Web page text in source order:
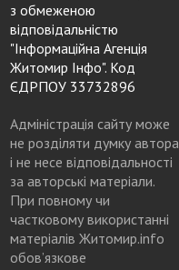
з обмеженою
відповідальністю
"Інформаційна Агенція
Житомир Інфо". Код
ЄДРПОУ 33732896
Адміністрація сайту може
не розділяти думку автора
і не несе відповідальності
за авторські матеріали.
При повному чи
частковому використанні
матеріалів Житомир.info
обов’язкове